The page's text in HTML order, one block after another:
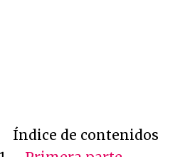
Índice de contenidos